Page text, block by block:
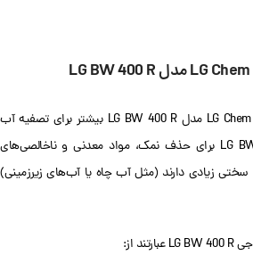
کاربرد های فیلتر ممبران 8 اینچ LG Chem مدل LG BW 400 R بیشتر برای تصفیه آب
صنعتی است. ممبران LG BW 400 R برای حذف نمک، مواد معدنی و ناخالصی‌های
زیادی دارند (مثل آب چاه یا آب‌های زیرزمینی)